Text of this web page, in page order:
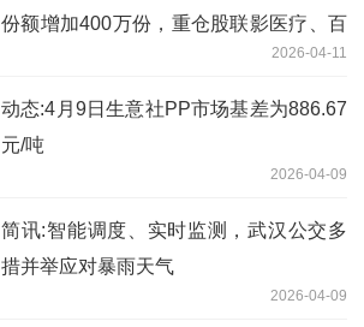
份额增加400万份，重仓股联影医疗、百
2026-04-11
动态:4月9日生意社PP市场基差为886.67
元/吨
2026-04-09
简讯:智能调度、实时监测，武汉公交多
措并举应对暴雨天气
2026-04-09